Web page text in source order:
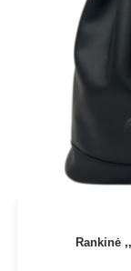
Rankinė